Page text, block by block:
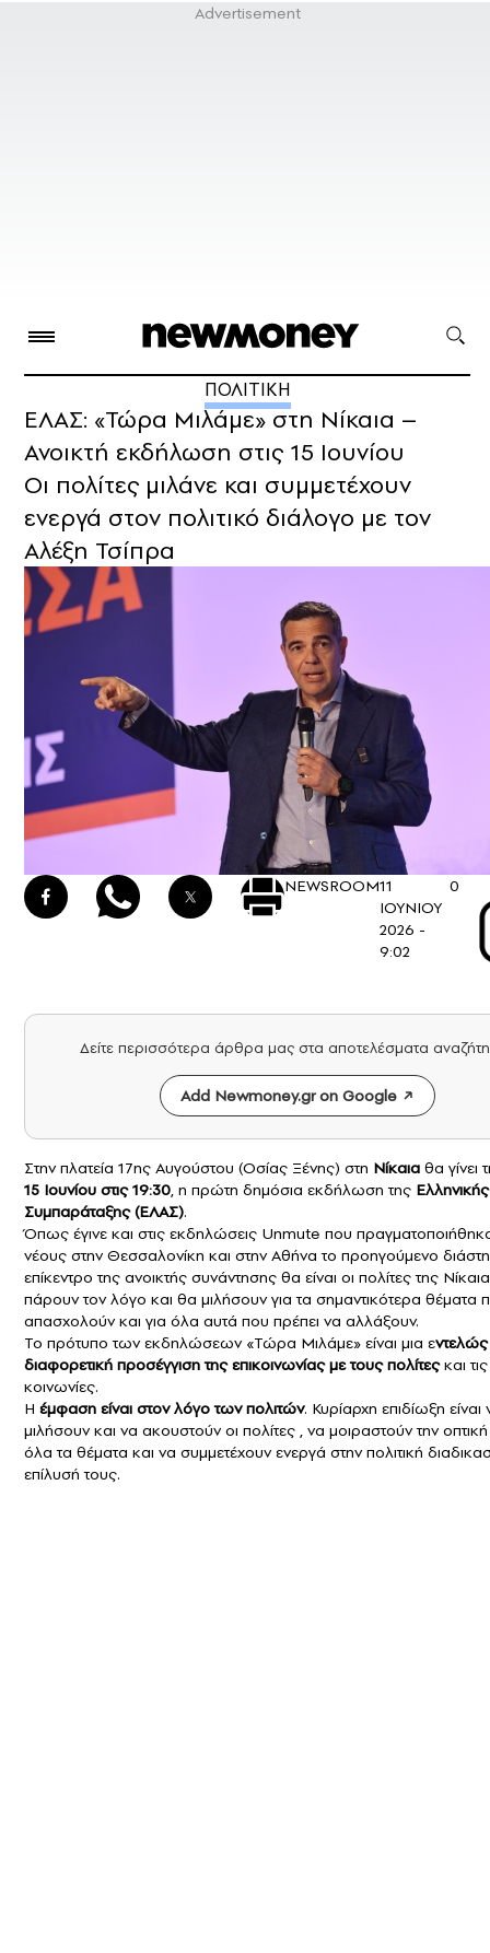
ΠΟΛΙΤΙΚΗ
ΕΛΑΣ: «Τώρα Μιλάμε» στη Νίκαια –
Ανοικτή εκδήλωση στις 15 Ιουνίου
Οι πολίτες μιλάνε και συμμετέχουν
ενεργά στον πολιτικό διάλογο με τον
Αλέξη Τσίπρα
NEWSROOM11
ΙΟΥΝΙΟΥ
2026 -
9:02
0
Δείτε περισσότερα άρθρα μας στα αποτελέσματα
Add Newmoney.gr on Google
Στην πλατεία 17ης Αυγούστου (Οσίας Ξένης) στη Νίκαια θα γίνει
15 Ιουνίου στις 19:30, η πρώτη δημόσια εκδήλωση της
Συμπαράταξης (ΕΛΑΣ).
Όπως έγινε και στις εκδηλώσεις Unmute που
νέους στην Θεσσαλονίκη και στην Αθήνα το προηγούμενο
επίκεντρο της ανοικτής συνάντησης θα είναι οι πολίτες της
πάρουν τον λόγο και θα μιλήσουν για τα σημαντικότερα θέματα
απασχολούν και για όλα αυτά που πρέπει να αλλάξουν.
Το πρότυπο των εκδηλώσεων «Τώρα Μιλάμε» είναι μια εντελώς
διαφορετική προσέγγιση της επικοινωνίας με τους πολίτεςκαι
κοινωνίες.
Η έμφαση είναι στον λόγο των πολιτών. Κυρίαρχη επιδίωξη είναι
μιλήσουν και να ακουστούν οι πολίτες , να μοιραστούν την
όλα τα θέματα και να συμμετέχουν ενεργά στην πολιτική
επίλυσή τους.